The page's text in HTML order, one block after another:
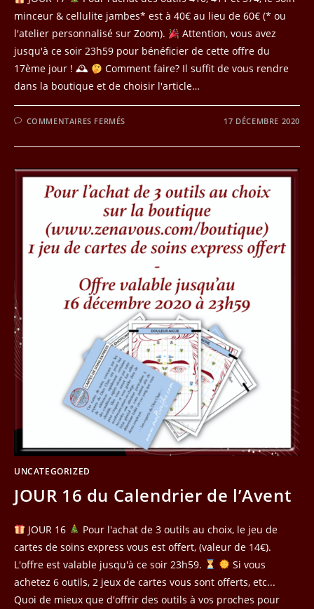
minceur & cellulite jambes* est à 40€ au lieu de 60€ (* ou
l'atelier personnalisé sur Zoom).
Attention, vous avez
jusqu'à ce soir 23h59 pour bénéficier de cette offre du
17ème jour ! 🕰
Comment faire? Il suffit de vous rendre
dans la boutique et de choisir l'article…
COMMENTAIRES FERMÉS
DU
DE
L’AVENT
17 DÉCEMBRE 2020
UNCATEGORIZED
JOUR 16 du Calendrier de l’Avent
JOUR 16
Pour l'achat de 3 outils au choix, le jeu de
cartes de soins express vous est offert, (valeur de 14€).
L'offre est valable jusqu'à ce soir 23h59.
Si vous
achetez 6 outils, 2 jeux de cartes vous sont offerts, etc...
Quoi de mieux que d'offrir des outils à vos proches pour